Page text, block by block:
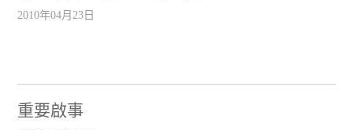
2010年04月23日
重要啟事